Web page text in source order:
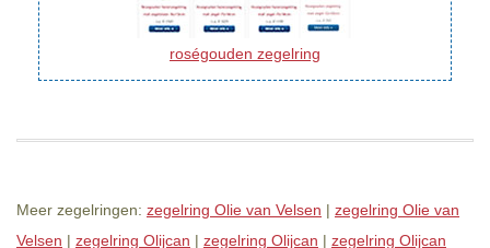
roségouden zegelring
Meer zegelringen: zegelring Olie van Velsen | zegelring Olie van
Velsen | zegelring Olijcan | zegelring Olijcan | zegelring Olijcan